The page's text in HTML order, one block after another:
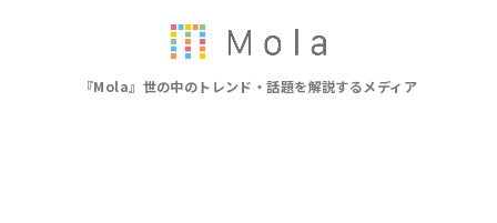
『Mola』世の中のトレンド・話題を解説するメディア